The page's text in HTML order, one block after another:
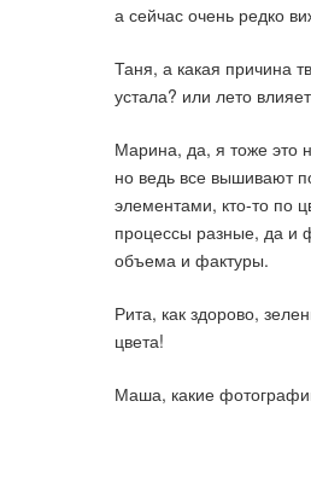
а сейчас очень редко
Таня, а какая причина
устала? или лето
Марина, да, я тоже это
но ведь все вышивают
элементами, кто-то по
процессы разные, да и
объема и фактуры.
Рита, как здорово,
цвета!
Маша, какие